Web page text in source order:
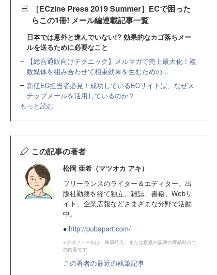
［ECzine Press 2019 Summer］ECで困った
らこの1冊! メール編連載記事一覧
日本では意外と進んでいない!? 効果的なカゴ落ちメー
ルを送るために必要なこと
【総合通販向けテクニック】メルマガで売上最大化！複
数媒体を組み合わせて相乗効果を生むための...
新任EC担当者必見！成功しているECサイトは、なぜス
テップメールを活用しているのか？
もっと読む
この記事の著者
松岡 亜希（マツオカ アキ）
フリーランスのライター＆エディター。出
版社勤務を経て独立。雑誌、書籍、Webサ
イト、企業広報などさまざまな分野で活動
中。
● http://pubapart.com/
※プロフィールは、執筆時点、または直近の記事の寄稿時点で
の内容です
この著者の最近の執筆記事